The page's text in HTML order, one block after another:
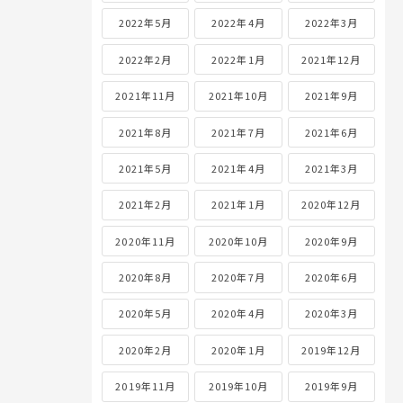
2022年5月 2022年4月 2022年3月
2022年2月 2022年1月 2021年12月
2021年11月 2021年10月 2021年9月
2021年8月 2021年7月 2021年6月
2021年5月 2021年4月 2021年3月
2021年2月 2021年1月 2020年12月
2020年11月 2020年10月 2020年9月
2020年8月 2020年7月 2020年6月
2020年5月 2020年4月 2020年3月
2020年2月 2020年1月 2019年12月
2019年11月 2019年10月 2019年9月